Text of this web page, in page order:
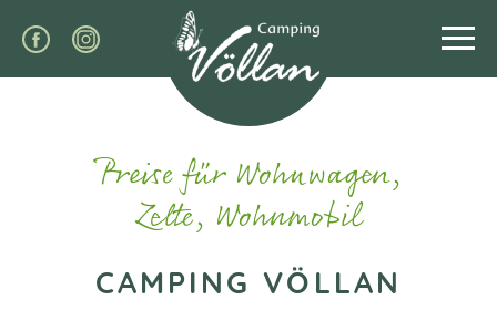
Preise für Wohnwagen,
Zelte, Wohnmobil
CAMPING VÖLLAN